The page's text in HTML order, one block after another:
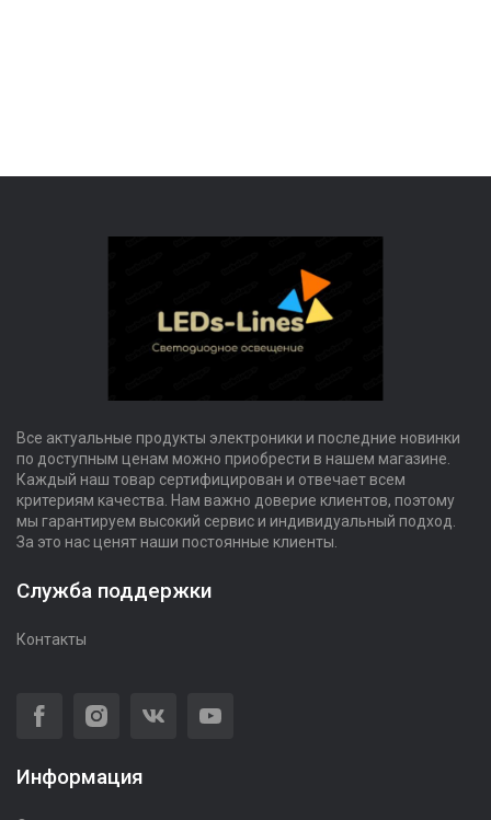
Все актуальные продукты электроники и последние новинки
по доступным ценам можно приобрести в нашем магазине.
Каждый наш товар сертифицирован и отвечает всем
критериям качества. Нам важно доверие клиентов, поэтому
мы гарантируем высокий сервис и индивидуальный подход.
За это нас ценят наши постоянные клиенты.
Служба поддержки
Контакты
Информация